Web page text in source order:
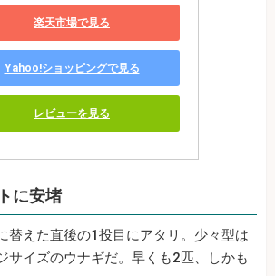
楽天市場で見る
Yahoo!ショッピングで見る
レビューを見る
に安堵
替えた直後の1投目にアタリ。少々型は
サイズのウナギだ。早くも2匹、しかも